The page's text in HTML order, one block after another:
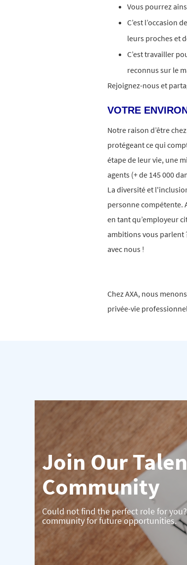
Vous pourrez
C’est l’occasion
leurs proches et
C’est travailler
reconnus sur le
Rejoignez-nous et
VOTRE
Notre raison d’être
protégeant ce qui
étape de leur vie, une
agents (+ de 145 000
La diversité et
personne compétente.
en tant qu’employeur
ambitions vous parlent
avec nous !
Chez AXA, nous
privée-vie
Join Our
Community
Could not find the perfect role for
community for future opportunities.